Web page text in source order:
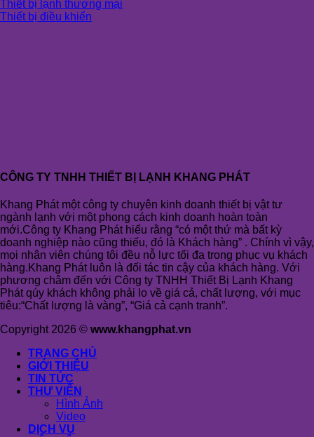
Thiết bị lạnh thương mại
Thiết bị điều khiển
CÔNG TY TNHH THIẾT BỊ LẠNH KHANG PHÁT
Khang Phát một công ty chuyên kinh doanh thiết bị vật tư
ngành lạnh với một phong cách kinh doanh hoàn toàn
mới.Công ty Khang Phát hiểu rằng “có một thứ mà bất kỳ
doanh nghiệp nào cũng thiếu, đó là Khách hàng” . Chính vì vậy,
mọi nhân viên chúng tôi đều nỗ lực tối đa trong phục vụ khách
hàng.Khang Phát luôn là đối tác tin cậy của khách hàng. Với
phương châm đến với Công ty TNHH Thiết Bị Lạnh Khang
Phát qúy khách không phải lo về giá cả, chất lượng, với mục
tiêu:“Chất lượng là vàng”, “Giá cả cạnh tranh”.
Copyright 2026 © www.khangphat.vn
TRANG CHỦ
GIỚI THIỆU
TIN TỨC
THƯ VIỆN
Hình Ảnh
Video
DỊCH VỤ